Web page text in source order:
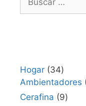
Hogar 34
Ambientadores
Cerafina
9